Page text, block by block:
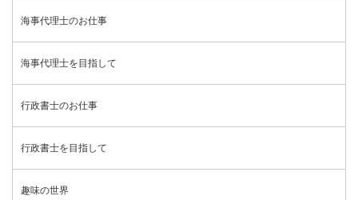
海事代理士のお仕事
海事代理士を目指して
行政書士のお仕事
行政書士を目指して
趣味の世界